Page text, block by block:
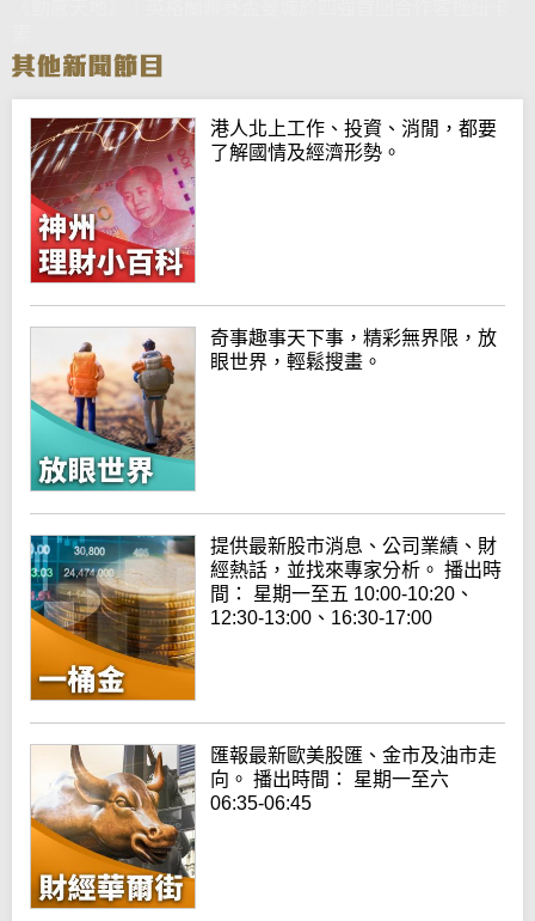
港人北上工作、投資、消閒，都要
了解國情及經濟形勢。
奇事趣事天下事，精彩無界限，放
眼世界，輕鬆搜畫。
提供最新股市消息、公司業績、財
經熱話，並找來專家分析。 播出時
間： 星期一至五 10:00-10:20、
12:30-13:00、16:30-17:00
匯報最新歐美股匯、金市及油市走
向。 播出時間： 星期一至六
06:35-06:45